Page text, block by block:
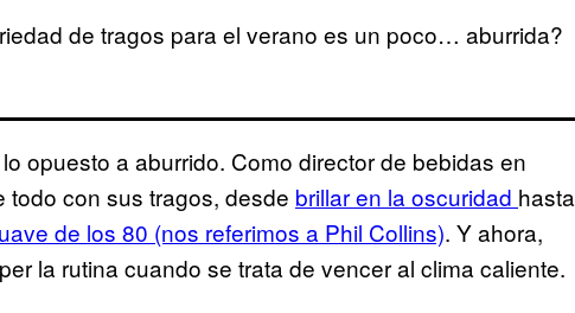
de tragos para el verano es un poco… aburrida?
opuesto a aburrido. Como director de bebidas en
con sus tragos, desde brillar en la oscuridad hasta
de los 80 (nos referimos a Phil Collins). Y ahora,
la rutina cuando se trata de vencer al clima caliente.